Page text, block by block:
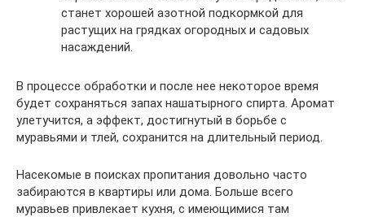
станет хорошей азотной подкормкой для
растущих на грядках огородных и садовых
насаждений.
В процессе обработки и после нее некоторое время
будет сохраняться запах нашатырного спирта. Аромат
улетучится, а эффект, достигнутый в борьбе с
муравьями и тлей, сохранится на длительный период.
Насекомые в поисках пропитания довольно часто
забираются в квартиры или дома. Больше всего
муравьев привлекает кухня, с имеющимися там